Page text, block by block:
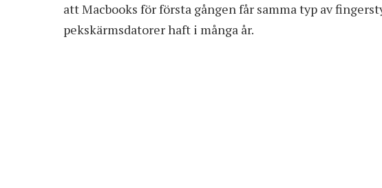
att Macbooks för första gången får samma typ av
pekskärmsdatorer haft i många år.